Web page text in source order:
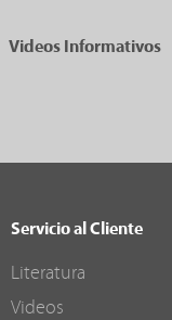
Videos Informativos
Servicio al Cliente
Literatura
Videos